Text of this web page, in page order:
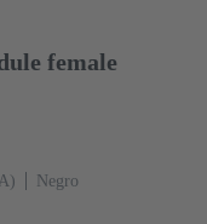
female
Negro